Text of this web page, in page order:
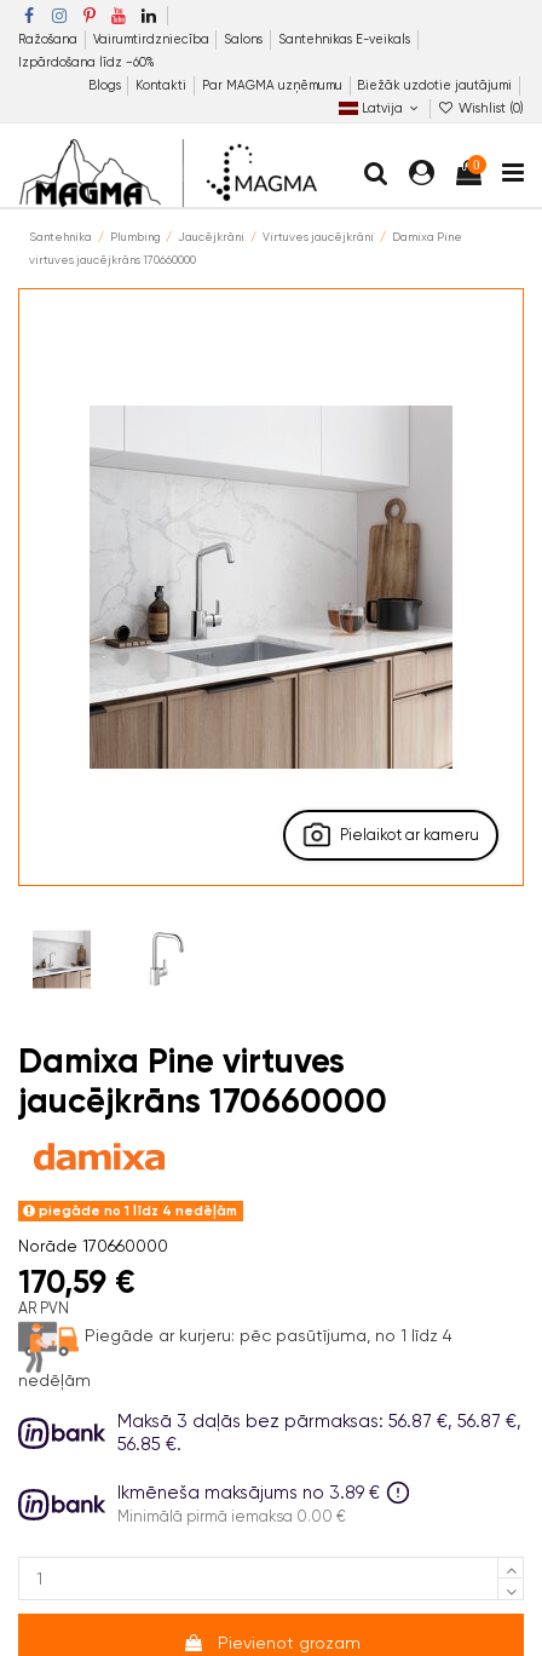
Ražošana Vairumtirdzniecība Salons
Santehnikas E-veikals
Izpārdošana līdz −60%
Blogs
Kontakti Par MAGMA uzņēmumu
Biežāk uzdotie jautājumi
Latvija
Wishlist (0)
0
Santehnika Plumbing Jaucējkrāni Virtuves jaucējkrāni
Damixa Pine
virtuves jaucējkrāns 170660000
Pielaikot ar kameru
Damixa Pine virtuves
jaucējkrāns 170660000
piegāde no 1 līdz 4 nedēļām
Norāde 170660000
170,59 €
AR PVN
Piegāde ar kurjeru: pēc pasūtījuma, no 1 līdz 4
nedēļām
Maksā 3 daļās bez pārmaksas: 56.87 €, 56.87 €,
56.85 €.
Ikmēneša maksājums no 3.89 €
Minimālā pirmā iemaksa 0.00 €
Pievienot grozam